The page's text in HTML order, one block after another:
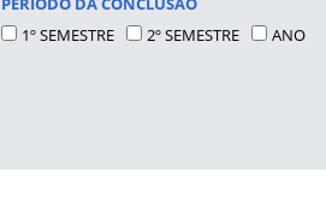
1º SEMESTRE
2º SEMESTRE ANO